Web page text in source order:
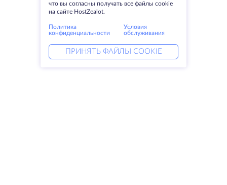
что вы согласны получать все файлы cookie
на сайте HostZealot.
Политика
конфиденциальности
Условия
обслуживания
ПРИНЯТЬ ФАЙЛЫ COOKIE